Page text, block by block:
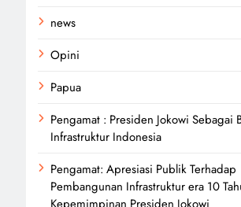
news
Opini
Papua
Pengamat : Presiden Jokowi Sebagai
Infrastruktur Indonesia
Pengamat: Apresiasi Publik Terhadap
Pembangunan Infrastruktur era 10